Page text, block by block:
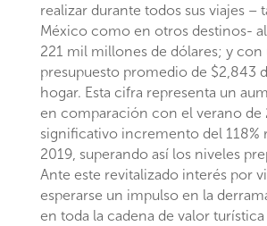
realizar durante todos sus viajes –
México como en otros destinos-
221 mil millones de dólares; y con
presupuesto promedio de $2,843
hogar. Esta cifra representa un
en comparación con el verano de
significativo incremento del 118%
2019, superando así los niveles
Ante este revitalizado interés por
esperarse un impulso en la
en toda la cadena de valor